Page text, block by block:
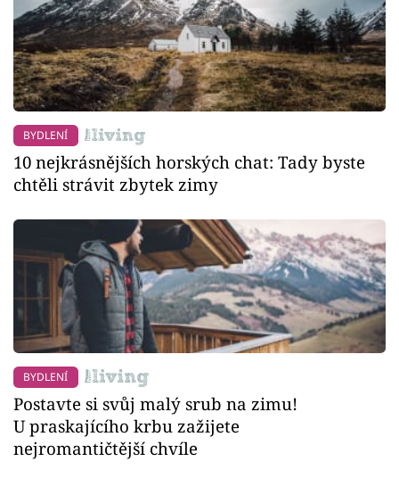
BYDLENÍ
10 nejkrásnějších horských chat: Tady byste
chtěli strávit zbytek zimy
BYDLENÍ
Postavte si svůj malý srub na zimu!
U praskajícího krbu zažijete
nejromantičtější chvíle